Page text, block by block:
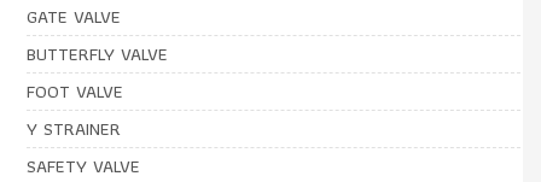
GATE VALVE
BUTTERFLY VALVE
FOOT VALVE
Y STRAINER
SAFETY VALVE